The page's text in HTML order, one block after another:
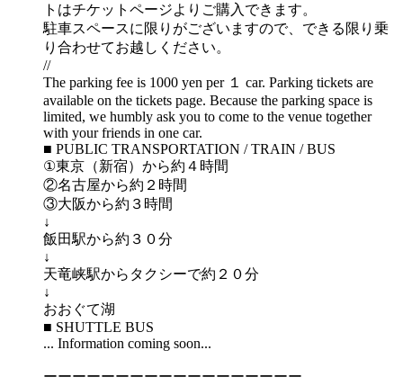
トはチケットページよりご購入できます。
駐車スペースに限りがございますので、できる限り乗
り合わせてお越しください。
//
The parking fee is 1000 yen per １ car. Parking tickets are
available on the tickets page. Because the parking space is
limited, we humbly ask you to come to the venue together
with your friends in one car.
■ PUBLIC TRANSPORTATION / TRAIN / BUS
①東京（新宿）から約４時間
②名古屋から約２時間
③大阪から約３時間
↓
飯田駅から約３０分
↓
天竜峡駅からタクシーで約２０分
↓
おおぐて湖
■ SHUTTLE BUS
... Information coming soon...
ーーーーーーーーーーーーーーーーーー